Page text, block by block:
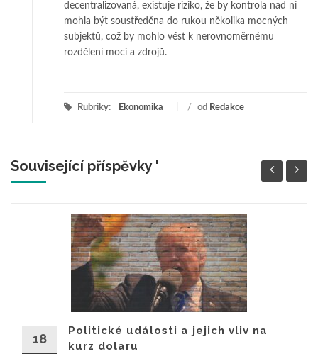
decentralizovaná, existuje riziko, že by kontrola nad ní
mohla být soustředěna do rukou několika mocných
subjektů, což by mohlo vést k nerovnoměrnému
rozdělení moci a zdrojů.
Rubriky: Ekonomika / od Redakce
Související příspěvky '
18
Politické události a jejich vliv na
kurz dolaru